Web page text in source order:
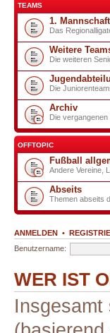
TEAMS
1. Mannschaft
Das
Weitere
Die weiteren
Die
Archiv
Die vergangenen
OFFTOPIC
Fußball
Andere Vereine,
Abseits
Themen abseits
ANMELDEN •
Benutzername:
WER IST
Insgesamt